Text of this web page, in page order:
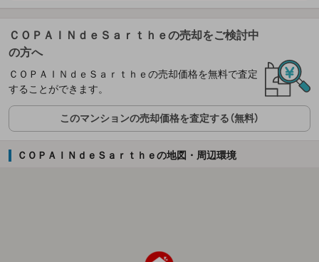
ＣＯＰＡＩＮｄｅＳａｒｔｈｅの売却をご検討中
の方へ
ＣＯＰＡＩＮｄｅＳａｒｔｈｅの売却価格を無料で査定
することができます。
このマンションの売却価格を査定する（無料）
ＣＯＰＡＩＮｄｅＳａｒｔｈｅの地図・周辺環境